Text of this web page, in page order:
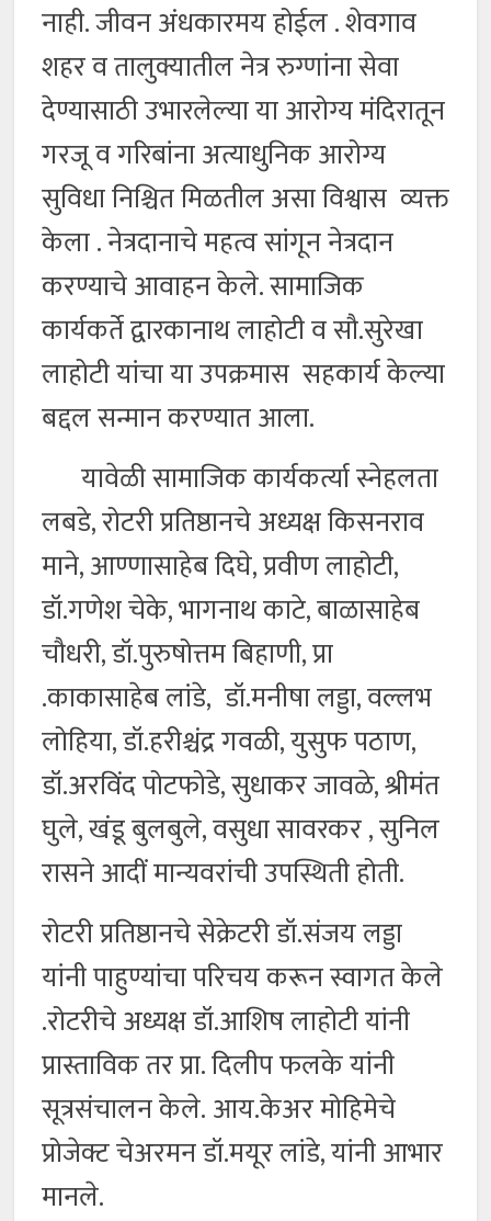
नाही. जीवन अंधकारमय होईल . शेवगाव
शहर व तालुक्यातील नेत्र रुग्णांना सेवा
देण्यासाठी उभारलेल्या या आरोग्य मंदिरातून
गरजू व गरिबांना अत्याधुनिक आरोग्य
सुविधा निश्चित मिळतील असा विश्वास व्यक्त
केला . नेत्रदानाचे महत्व सांगून नेत्रदान
करण्याचे आवाहन केले. सामाजिक
कार्यकर्ते द्वारकानाथ लाहोटी व सौ.सुरेखा
लाहोटी यांचा या उपक्रमास सहकार्य केल्या
बद्दल सन्मान करण्यात आला.
यावेळी सामाजिक कार्यकर्त्या स्नेहलता
लबडे, रोटरी प्रतिष्ठानचे अध्यक्ष किसनराव
माने, आण्णासाहेब दिघे, प्रवीण लाहोटी,
डॉ.गणेश चेके, भागनाथ काटे, बाळासाहेब
चौधरी, डॉ.पुरुषोत्तम बिहाणी, प्रा
.काकासाहेब लांडे, डॉ.मनीषा लड्डा, वल्लभ
लोहिया, डॉ.हरीश्चंद्र गवळी, युसुफ पठाण,
डॉ.अरविंद पोटफोडे, सुधाकर जावळे, श्रीमंत
घुले, खंडू बुलबुले, वसुधा सावरकर , सुनिल
रासने आदीं मान्यवरांची उपस्थिती होती.
रोटरी प्रतिष्ठानचे सेक्रेटरी डॉ.संजय लड्डा
यांनी पाहुण्यांचा परिचय करून स्वागत केले
.रोटरीचे अध्यक्ष डॉ.आशिष लाहोटी यांनी
प्रास्ताविक तर प्रा. दिलीप फलके यांनी
सूत्रसंचालन केले. आय.केअर मोहिमेचे
प्रोजेक्ट चेअरमन डॉ.मयूर लांडे, यांनी आभार
मानले.